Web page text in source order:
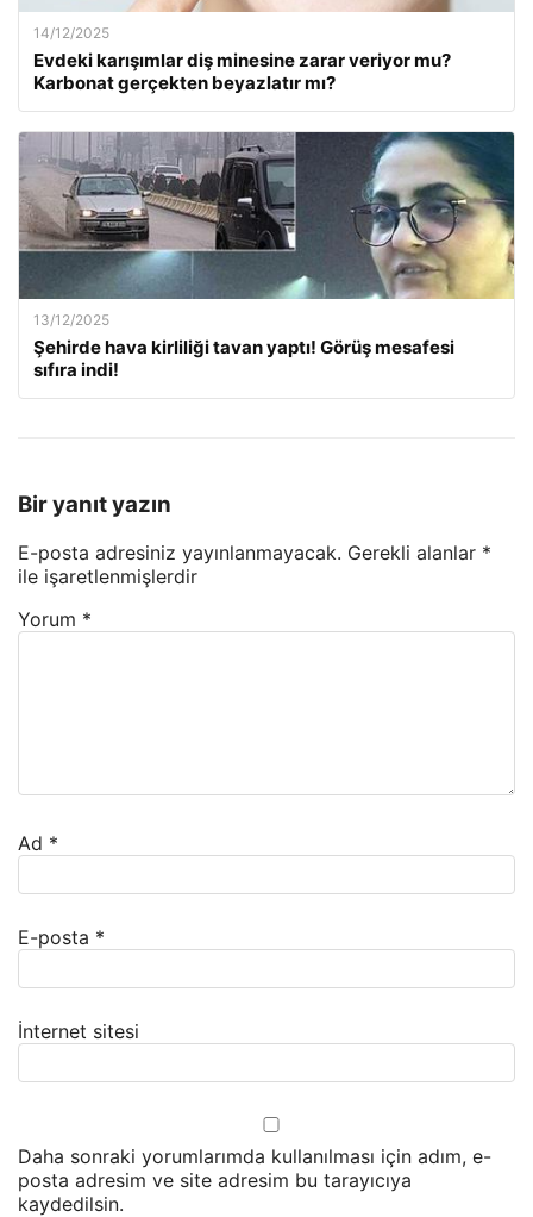
14/12/2025
Evdeki karışımlar diş minesine zarar veriyor mu?
Karbonat gerçekten beyazlatır mı?
13/12/2025
Şehirde hava kirliliği tavan yaptı! Görüş mesafesi
sıfıra indi!
Bir yanıt yazın
E-posta adresiniz yayınlanmayacak. Gerekli alanlar *
ile işaretlenmişlerdir
Yorum *
Ad *
E-posta *
İnternet sitesi
Daha sonraki yorumlarımda kullanılması için adım, e-
posta adresim ve site adresim bu tarayıcıya
kaydedilsin.